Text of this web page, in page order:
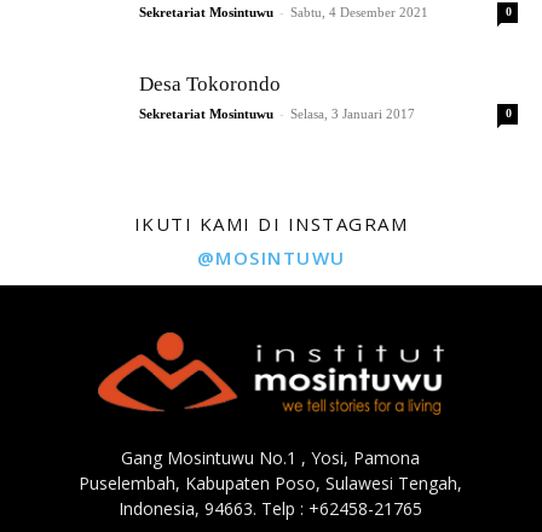
Sekretariat Mosintuwu - Sabtu, 4 Desember 2021 0
Desa Tokorondo
Sekretariat Mosintuwu - Selasa, 3 Januari 2017 0
IKUTI KAMI DI INSTAGRAM
@MOSINTUWU
Gang Mosintuwu No.1 , Yosi, Pamona
Puselembah, Kabupaten Poso, Sulawesi Tengah,
Indonesia, 94663. Telp : +62458-21765